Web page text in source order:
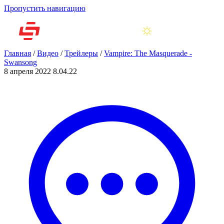
Пропустить навигацию
Главная /Видео /Трейлеры /Vampire: The Masquerade -
Swansong
8 апреля 2022 8.04.22